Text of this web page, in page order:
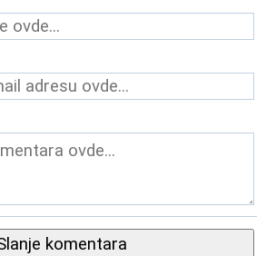
komentara